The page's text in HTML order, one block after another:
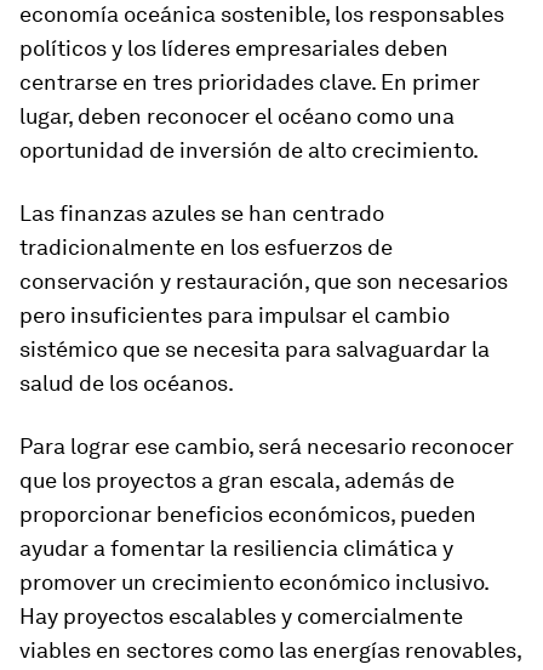
economía oceánica sostenible, los responsables
políticos y los líderes empresariales deben
centrarse en tres prioridades clave. En primer
lugar, deben reconocer el océano como una
oportunidad de inversión de alto crecimiento.
Las finanzas azules se han centrado
tradicionalmente en los esfuerzos de
conservación y restauración, que son necesarios
pero insuficientes para impulsar el cambio
sistémico que se necesita para salvaguardar la
salud de los océanos.
Para lograr ese cambio, será necesario reconocer
que los proyectos a gran escala, además de
proporcionar beneficios económicos, pueden
ayudar a fomentar la resiliencia climática y
promover un crecimiento económico inclusivo.
Hay proyectos escalables y comercialmente
viables en sectores como las energías renovables,